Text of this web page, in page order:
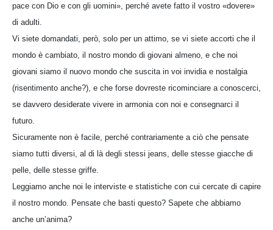
pace con Dio e con gli uomini», perché avete fatto il vostro «dovere»
di adulti.
Vi siete domandati, però, solo per un attimo, se vi siete accorti che il
mondo è cambiato, il nostro mondo di giovani almeno, e che noi
giovani siamo il nuovo mondo che suscita in voi invidia e nostalgia
(risentimento anche?), e che forse dovreste ricominciare a conoscerci,
se davvero desiderate vivere in armonia con noi e consegnarci il
futuro.
Sicuramente non è facile, perché contrariamente a ciò che pensate
siamo tutti diversi, al di là degli stessi jeans, delle stesse giacche di
pelle, delle stesse griffe.
Leggiamo anche noi le interviste e statistiche con cui cercate di capire
il nostro mondo. Pensate che basti questo? Sapete che abbiamo
anche un’anima?